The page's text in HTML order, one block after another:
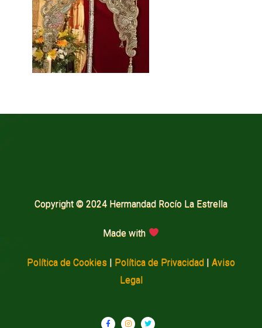
Copyright © 2024 Hermandad Rocío La Estrella
Made with
Política de Cookies | Política de Privacidad | Aviso
Legal